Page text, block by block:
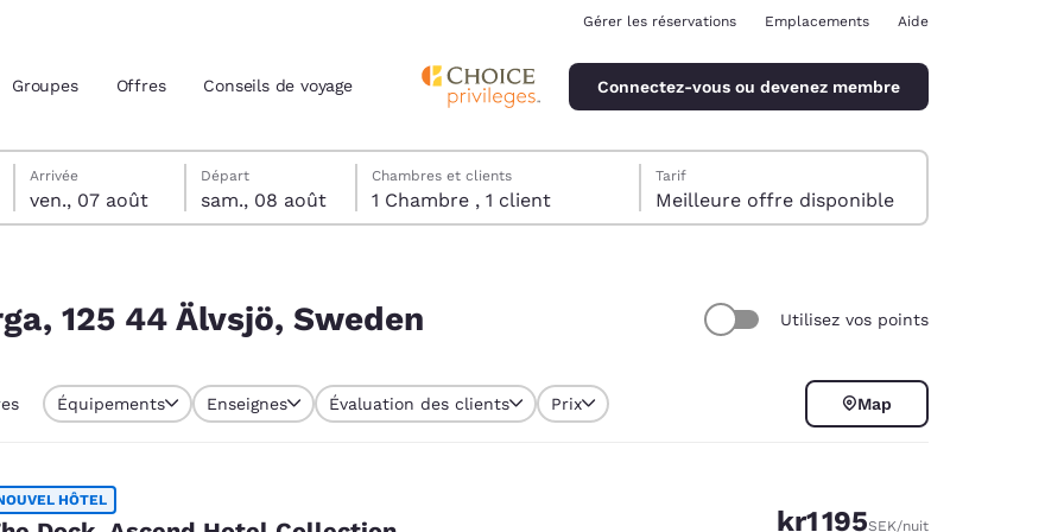
Español Español
Gérer les réservations Emplacements Aide
Groupes Offres Conseils de voyage Connectez-vous ou devenez membre
vendredi 7 août
Arrivée
ven., 07 août
samedi 8 août
Départ
sam., 08 août
samedi 8 août date de départ sélectionnée
vendredi 7 août date d’arrivée sélectionnée
Chambres et clients
1 Chambre , 1 client
Tarif
Meilleure offre disponible
125 44 Älvsjö, Sweden Utilisez vos points
Équipements Enseignes Évaluation des clients Prix Map
HÔTEL
kr1 195SEK/nuit